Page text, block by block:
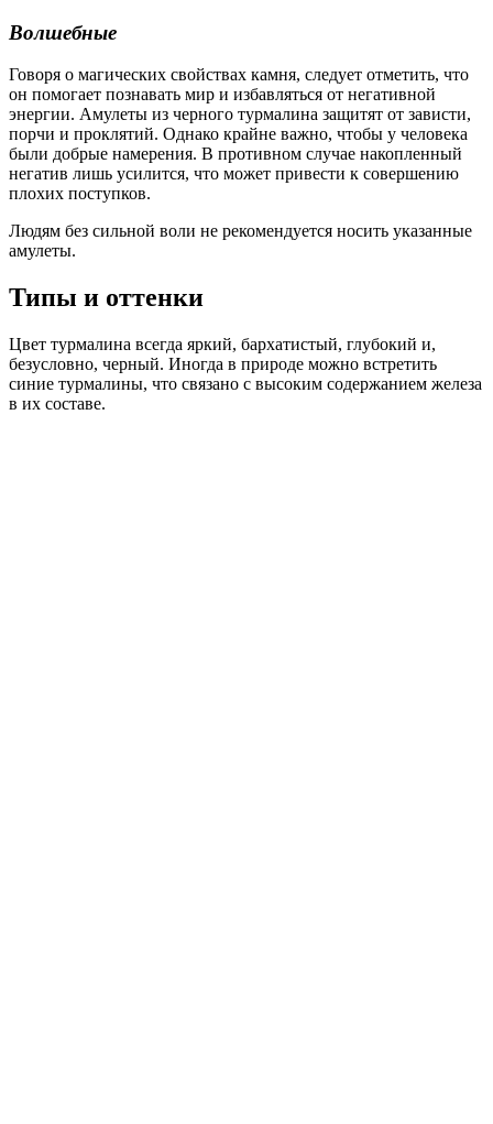
Волшебные
Говоря о магических свойствах камня, следует отметить, что
он помогает познавать мир и избавляться от негативной
энергии. Амулеты из черного турмалина защитят от зависти,
порчи и проклятий. Однако крайне важно, чтобы у человека
были добрые намерения. В противном случае накопленный
негатив лишь усилится, что может привести к совершению
плохих поступков.
Людям без сильной воли не рекомендуется носить указанные
амулеты.
Типы и оттенки
Цвет турмалина всегда яркий, бархатистый, глубокий и,
безусловно, черный. Иногда в природе можно встретить
синие турмалины, что связано с высоким содержанием железа
в их составе.